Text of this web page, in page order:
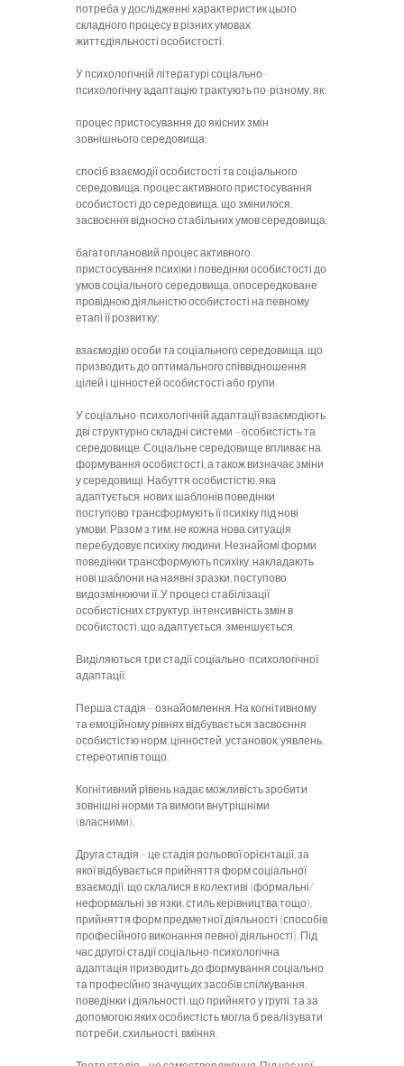
потреба у дослідженні характеристик цього
складного процесу в різних умовах
життєдіяльності особистості.
У психологічній літературі соціально-
психологічну адаптацію трактують по-різному, як:
процес пристосування до якісних змін
зовнішнього середовища;
спосіб взаємодії особистості та соціального
середовища, процес активного пристосування
особистості до середовища, що змінилося,
засвоєння відносно стабільних умов середовища;
багатоплановий процес активного
пристосування психіки і поведінки особистості до
умов соціального середовища, опосередковане
провідною діяльністю особистості на певному
етапі її розвитку;
взаємодію особи та соціального середовища, що
призводить до оптимального співвідношення
цілей і цінностей особистості або групи.
У соціально-психологічній адаптації взаємодіють
дві структурно складні системи – особистість та
середовище. Соціальне середовище впливає на
формування особистості, а також визначає зміни
у середовищі. Набуття особистістю, яка
адаптується, нових шаблонів поведінки
поступово трансформують її психіку під нові
умови. Разом з тим, не кожна нова ситуація
перебудовує психіку людини. Незнайомі форми
поведінки трансформують психіку, накладають
нові шаблони на наявні зразки, поступово
видозмінюючи її. У процесі стабілізації
особистісних структур, інтенсивність змін в
особистості, що адаптується, зменшується.
Виділяються три стадії соціально-психологічної
адаптації.
Перша стадія – ознайомлення. На когнітивному
та емоційному рівнях відбувається засвоєння
особистістю норм, цінностей, установок, уявлень,
стереотипів тощо.
Когнітивний рівень надає можливість зробити
зовнішні норми та вимоги внутрішніми
(власними).
Друга стадія – це стадія рольової орієнтації, за
якої відбувається прийняття форм соціальної
взаємодії, що склалися в колективі (формальні/
неформальні зв'язки, стиль керівництва тощо),
прийняття форм предметної діяльності (способів
професійного виконання певної діяльності). Під
час другої стадії соціально-психологічна
адаптація призводить до формування соціально
та професійно значущих засобів спілкування,
поведінки і діяльності, що прийнято у групі, та за
допомогою яких особистість могла б реалізувати
потреби, схильності, вміння.